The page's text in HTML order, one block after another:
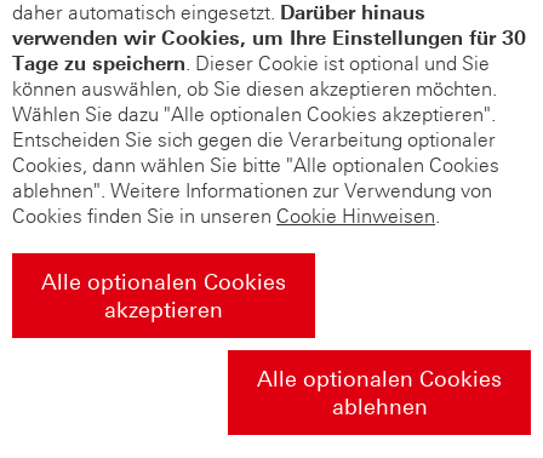
daher automatisch eingesetzt. Darüber hinaus
verwenden wir Cookies, um Ihre Einstellungen für 30
Tage zu speichern. Dieser Cookie ist optional und Sie
können auswählen, ob Sie diesen akzeptieren möchten.
Wählen Sie dazu "Alle optionalen Cookies akzeptieren".
Entscheiden Sie sich gegen die Verarbeitung optionaler
Cookies, dann wählen Sie bitte "Alle optionalen Cookies
ablehnen". Weitere Informationen zur Verwendung von
Cookies finden Sie in unseren Cookie Hinweisen.
Alle optionalen Cookies
akzeptieren
Alle optionalen Cookies
ablehnen